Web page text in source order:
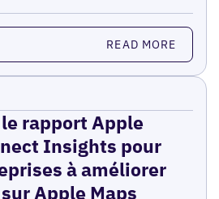
READ MORE
rapport Apple
Insights pour
à améliorer
Apple Maps